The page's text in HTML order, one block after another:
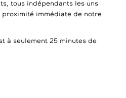
tous indépendants les uns
immédiate de notre
à seulement 25 minutes de